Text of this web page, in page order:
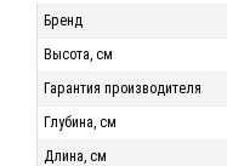
Бренд
Высота, см
Гарантия производителя
Глубина, см
Длина, см